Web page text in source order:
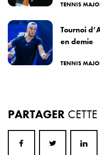
TENNIS
Tournoi
en demie
TENNIS
PARTAGER